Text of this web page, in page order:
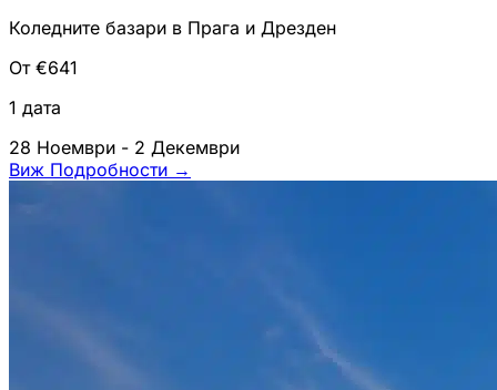
Коледните базари в Прага и Дрезден
От €641
1 дата
28 Ноември - 2 Декември
Виж Подробности →